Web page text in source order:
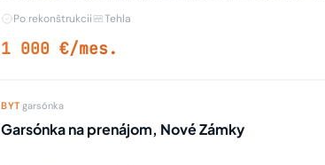
Po rekonštrukcii Tehla
1 000 €/mes.
BYT·garsónka
Garsónka na prenájom, Nové Zámky